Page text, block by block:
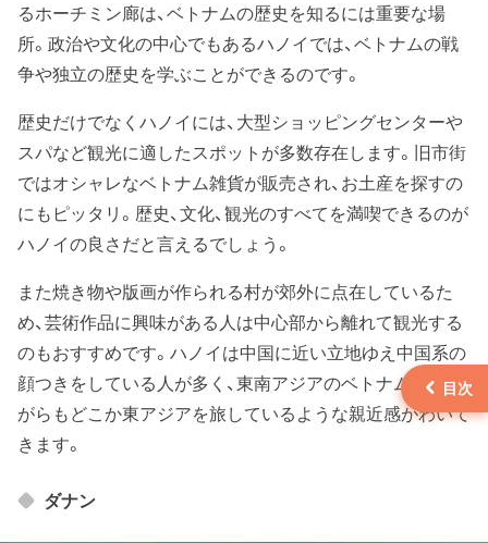
るホーチミン廊は、ベトナムの歴史を知るには重要な場
所。政治や文化の中心でもあるハノイでは、ベトナムの戦
争や独立の歴史を学ぶことができるのです。
歴史だけでなくハノイには、大型ショッピングセンターや
スパなど観光に適したスポットが多数存在します。旧市街
ではオシャレなベトナム雑貨が販売され、お土産を探すの
にもピッタリ。歴史、文化、観光のすべてを満喫できるのが
ハノイの良さだと言えるでしょう。
また焼き物や版画が作られる村が郊外に点在しているた
め、芸術作品に興味がある人は中心部から離れて観光する
のもおすすめです。ハノイは中国に近い立地ゆえ中国系の
顔つきをしている人が多く、東南アジアのベトナムにいな
がらもどこか東アジアを旅しているような親近感がわいて
きます。
ダナン